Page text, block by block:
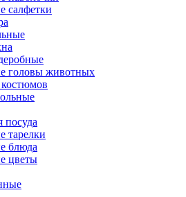
салфетки
головы животных
посуда
тарелки
блюда
цветы